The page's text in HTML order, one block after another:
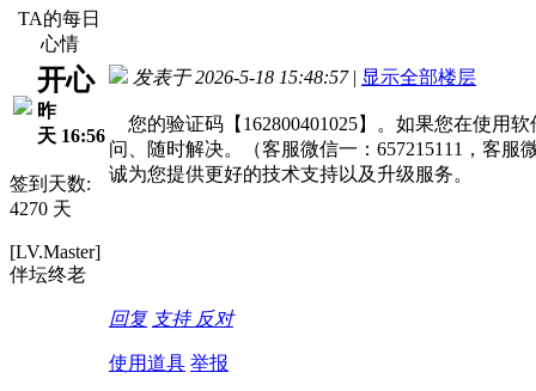
TA的每日
心情
开心
昨
天 16:56
签到天数:
4270 天
[LV.Master]
伴坛终老
发表于 2026-5-18 15:48:57 | 显示全部楼层
您的验证码【162800401025】。如果您在使用
问、随时解决。（客服微信一：657215111，客服
诚为您提供更好的技术支持以及升级服务。
回复 支持 反对
使用道具 举报